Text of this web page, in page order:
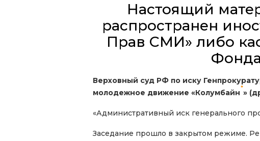
Настоящий
распространен
Прав СМИ» либо
Верховный суд РФ по иску
молодежное движение «Колумбайн
*
»
«Административный иск генерального
Заседание прошло в закрытом режиме.